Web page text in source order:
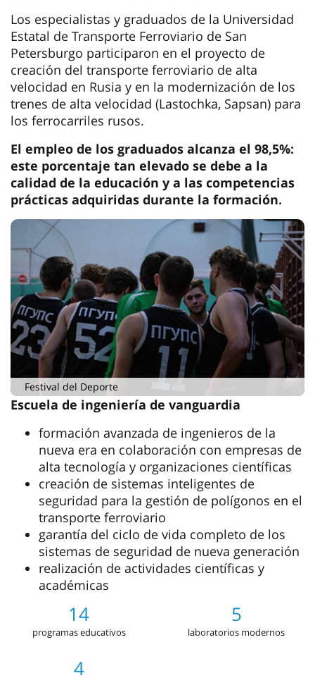
Los especialistas y graduados de la Universidad
Estatal de Transporte Ferroviario de San
Petersburgo participaron en el proyecto de
creación del transporte ferroviario de alta
velocidad en Rusia y en la modernización de los
trenes de alta velocidad (Lastochka, Sapsan) para
los ferrocarriles rusos.
El empleo de los graduados alcanza el 98,5%:
este porcentaje tan elevado se debe a la
calidad de la educación y a las competencias
prácticas adquiridas durante la formación.
Festival del Deporte
Escuela de ingeniería de vanguardia
formación avanzada de ingenieros de la
nueva era en colaboración con empresas de
alta tecnología y organizaciones científicas
creación de sistemas inteligentes de
seguridad para la gestión de polígonos en el
transporte ferroviario
garantía del ciclo de vida completo de los
sistemas de seguridad de nueva generación
realización de actividades científicas y
académicas
14
programas educativos
5
laboratorios modernos
4